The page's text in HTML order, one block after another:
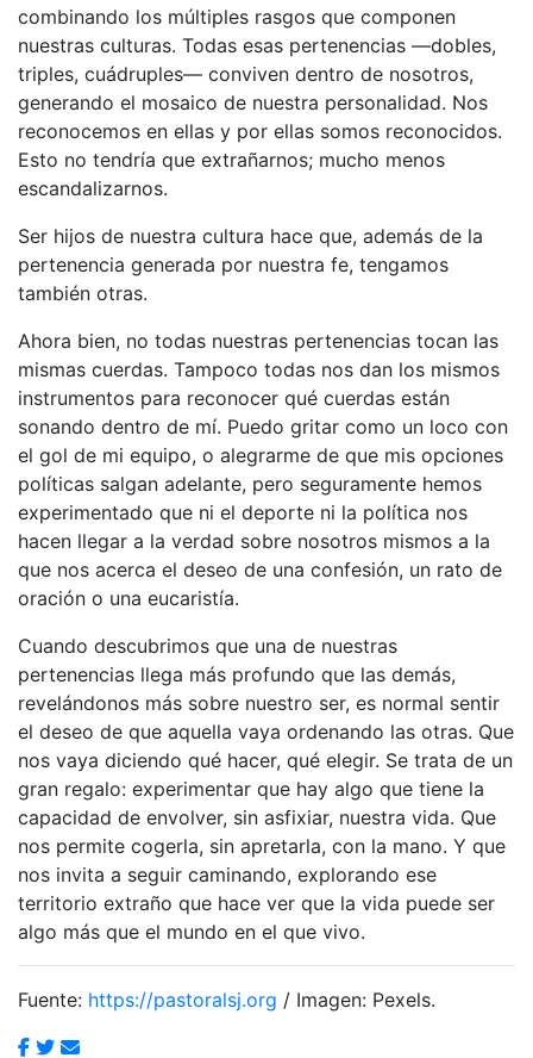
combinando los múltiples rasgos que componen
nuestras culturas. Todas esas pertenencias —dobles,
triples, cuádruples— conviven dentro de nosotros,
generando el mosaico de nuestra personalidad. Nos
reconocemos en ellas y por ellas somos reconocidos.
Esto no tendría que extrañarnos; mucho menos
escandalizarnos.
Ser hijos de nuestra cultura hace que, además de la
pertenencia generada por nuestra fe, tengamos
también otras.
Ahora bien, no todas nuestras pertenencias tocan las
mismas cuerdas. Tampoco todas nos dan los mismos
instrumentos para reconocer qué cuerdas están
sonando dentro de mí. Puedo gritar como un loco con
el gol de mi equipo, o alegrarme de que mis opciones
políticas salgan adelante, pero seguramente hemos
experimentado que ni el deporte ni la política nos
hacen llegar a la verdad sobre nosotros mismos a la
que nos acerca el deseo de una confesión, un rato de
oración o una eucaristía.
Cuando descubrimos que una de nuestras
pertenencias llega más profundo que las demás,
revelándonos más sobre nuestro ser, es normal sentir
el deseo de que aquella vaya ordenando las otras. Que
nos vaya diciendo qué hacer, qué elegir. Se trata de un
gran regalo: experimentar que hay algo que tiene la
capacidad de envolver, sin asfixiar, nuestra vida. Que
nos permite cogerla, sin apretarla, con la mano. Y que
nos invita a seguir caminando, explorando ese
territorio extraño que hace ver que la vida puede ser
algo más que el mundo en el que vivo.
Fuente: https://pastoralsj.org / Imagen: Pexels.